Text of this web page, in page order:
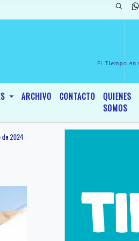
de InterÃ©s General y
El Tiempo en
ARCHIVO CONTACTO
QUIENES
SOMOS
de 2024